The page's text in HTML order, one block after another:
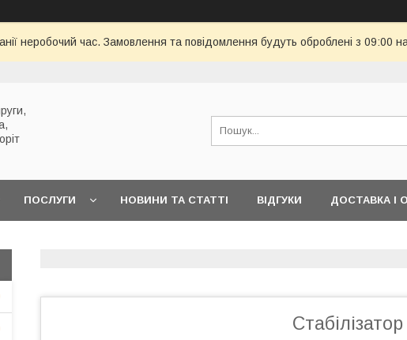
неробочий час. Замовлення та повідомлення будуть оброблені з 09:00
ПОСЛУГИ НОВИНИ ТА СТАТТІ ВІДГУКИ ДОСТАВКА І